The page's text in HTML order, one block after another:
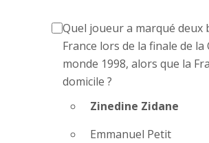
Quel joueur a marqué deux
France lors de la finale de la
monde 1998, alors que la
domicile ?
Zinedine Zidane
Emmanuel Petit